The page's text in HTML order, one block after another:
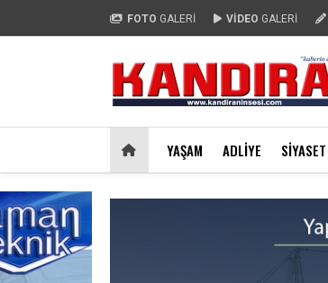
FOTO GALERİ VİDEO GALERİ
YAŞAM ADLIYE SIYASET